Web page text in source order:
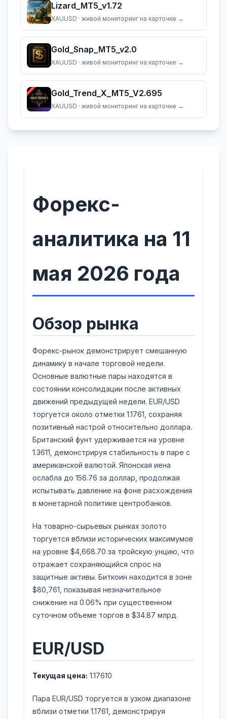
Lizard_MT5_v1.72
XAUUSD · живой мониторинг на карточке →
Gold_Snap_MT5_v2.0
XAUUSD · живой мониторинг на карточке →
Gold_Trend_X_MT5_V2.695
XAUUSD · живой мониторинг на карточке →
Форекс-
аналитика на 11
мая 2026 года
Обзор рынка
Форекс-рынок демонстрирует смешанную
динамику в начале торговой недели.
Основные валютные пары находятся в
состоянии консолидации после активных
движений предыдущей недели. EUR/USD
торгуется около отметки 1.1761, сохраняя
позитивный настрой относительно доллара.
Британский фунт удерживается на уровне
1.3611, демонстрируя стабильность в паре с
американской валютой. Японская иена
ослабла до 156.76 за доллар, продолжая
испытывать давление на фоне расхождения
в монетарной политике центробанков.
На товарно-сырьевых рынках золото
торгуется вблизи исторических максимумов
на уровне $4,668.70 за тройскую унцию, что
отражает сохраняющийся спрос на
защитные активы. Биткоин находится в зоне
$80,761, показывая незначительное
снижение на 0.06% при существенном
суточном объеме торгов в $34.87 млрд.
EUR/USD
Текущая цена: 1.17610
Пара EUR/USD торгуется в узком диапазоне
вблизи отметки 1.1761, демонстрируя